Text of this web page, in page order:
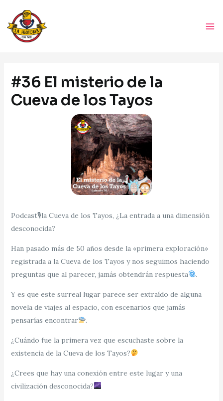
contenido
#36 El misterio de la
Cueva de los Tayos
Podcast🎙la Cueva de los Tayos, ¿La entrada a una dimensión
desconocida?
Han pasado más de 50 años desde la «primera exploración»
registrada a la Cueva de los Tayos y nos seguimos haciendo
preguntas que al parecer, jamás obtendrán respuesta
.
Y es que este surreal lugar parece ser extraído de alguna
novela de viajes al espacio, con escenarios que jamás
pensarías encontrar
.
¿Cuándo fue la primera vez que escuchaste sobre la
existencia de la Cueva de los Tayos?
¿Crees que hay una conexión entre este lugar y una
civilización desconocida?
entradas